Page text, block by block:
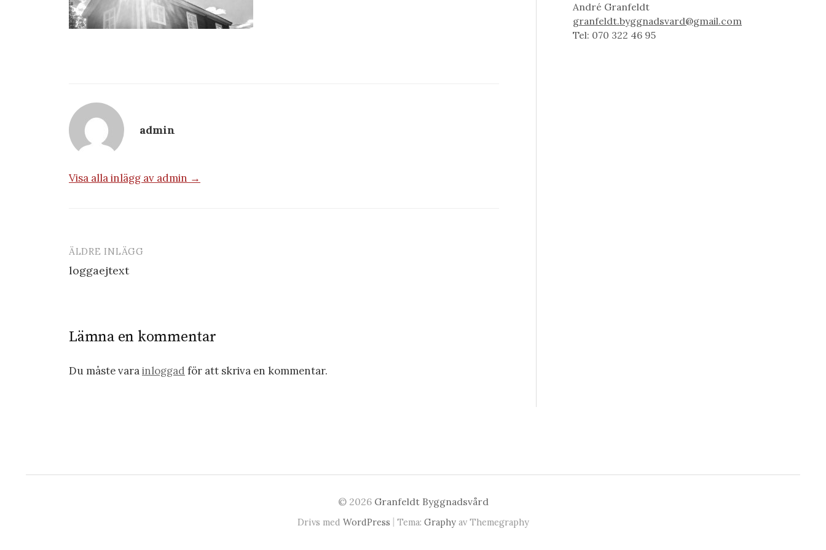
admin
Visa alla inlägg av admin →
Inläggsnavigering
ÄLDRE INLÄGG
loggaejtext
Lämna en kommentar
Du måste varainloggad för att skriva en kommentar.
André Granfeldt
granfeldt.byggnadsvard@gmail.com
Tel: 070 322 46 95
© 2026 Granfeldt Byggnadsvård
Drivs med WordPress | Tema: Graphyav Themegraphy